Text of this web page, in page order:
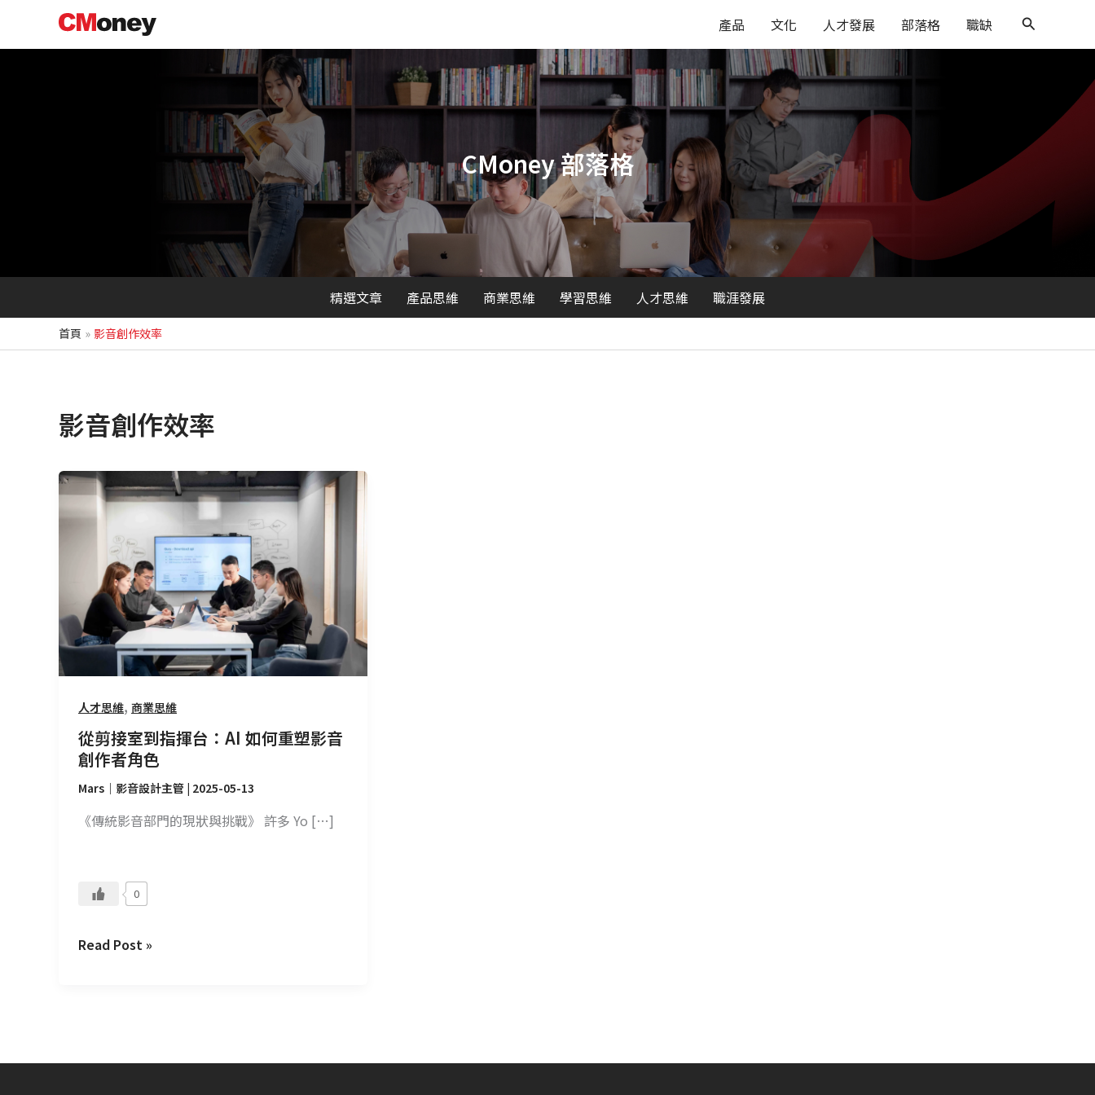
主
產品 文化 人才發展 部落格 職缺
搜
尋
CMoney 部落格
精選文章 產品思維 商業思維 學習思維 人才思維 職涯發展
首頁 影音創作效率
影音創作效率
人才思維, 商業思維
從剪接室到指揮台：AI 如何重塑影音
創作者角色
Mars｜影音設計主管 | 2025-05-13
《傳統影音部門的現狀與挑戰》 許多 Yo […]
0
從
剪
揮
台：
AI
如
重
塑
影
創
作
Read Post »